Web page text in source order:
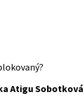
Atigu Sobotková